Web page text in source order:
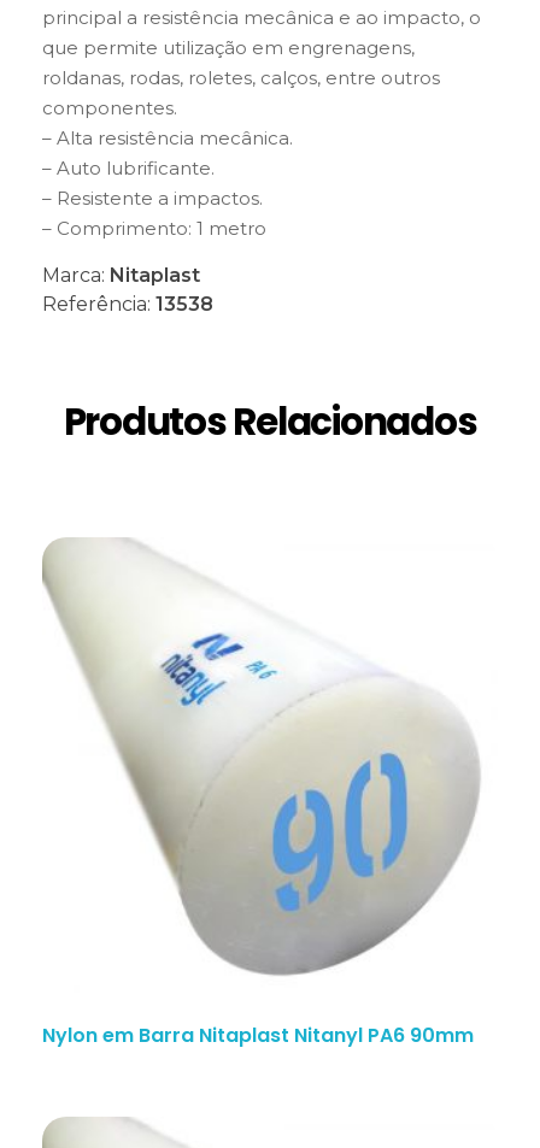
principal a resistência mecânica e ao impacto, o
que permite utilização em engrenagens,
roldanas, rodas, roletes, calços, entre outros
componentes.
– Alta resistência mecânica.
– Auto lubrificante.
– Resistente a impactos.
– Comprimento: 1 metro
Marca: Nitaplast
Referência: 13538
Produtos Relacionados
Nylon em Barra Nitaplast Nitanyl PA6 90mm